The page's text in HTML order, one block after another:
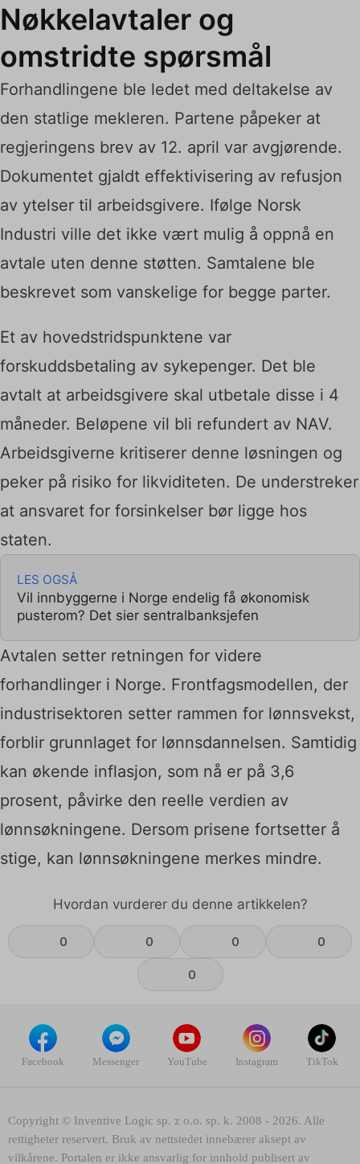
Nøkkelavtaler og
omstridte spørsmål
Forhandlingene ble ledet med deltakelse av
den statlige mekleren. Partene påpeker at
regjeringens brev av 12. april var avgjørende.
Dokumentet gjaldt effektivisering av refusjon
av ytelser til arbeidsgivere. Ifølge Norsk
Industri ville det ikke vært mulig å oppnå en
avtale uten denne støtten. Samtalene ble
beskrevet som vanskelige for begge parter.
Et av hovedstridspunktene var
forskuddsbetaling av sykepenger. Det ble
avtalt at arbeidsgivere skal utbetale disse i 4
måneder. Beløpene vil bli refundert av NAV.
Arbeidsgiverne kritiserer denne løsningen og
peker på risiko for likviditeten. De understreker
at ansvaret for forsinkelser bør ligge hos
staten.
LES OGSÅ
Vil innbyggerne i Norge endelig få økonomisk
pusterom? Det sier sentralbanksjefen
Avtalen setter retningen for videre
forhandlinger i Norge. Frontfagsmodellen, der
industrisektoren setter rammen for lønnsvekst,
forblir grunnlaget for lønnsdannelsen. Samtidig
kan økende inflasjon, som nå er på 3,6
prosent, påvirke den reelle verdien av
lønnsøkningene. Dersom prisene fortsetter å
stige, kan lønnsøkningene merkes mindre.
Hvordan vurderer du denne artikkelen?
0 0 0 0
0
Facebook Messenger YouTube Instagram TikTok
Copyright © Inventive Logic sp. z o.o. sp. k. 2008 - 2026. Alle
rettigheter reservert. Bruk av nettstedet innebærer aksept av
vilkårene. Portalen er ikke ansvarlig for innhold publisert av